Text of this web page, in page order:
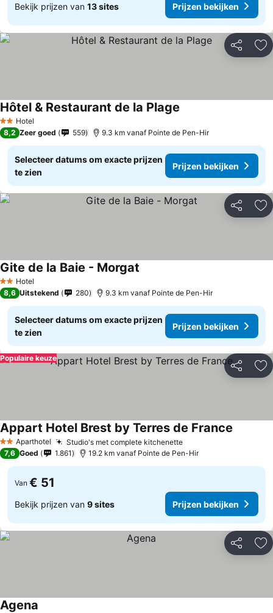
Bekijk prijzen van 13 sites Prijzen bekijken
Delen
2 Sterren
Hotel
Hôtel & Restaurant de la Plage
8,2 Zeer goed 559 9.3 km vanaf Pointe de Pen-Hir
Selecteer datums om exacte prijzen
te zien
Prijzen bekijken
Delen
2 Sterren
Hotel
Gite de la Baie - Morgat
8,6 Uitstekend 280 9.3 km vanaf Pointe de Pen-Hir
Selecteer datums om exacte prijzen
te zien
Prijzen bekijken
Delen
Populaire keuze
2 SterrenAparthotel Studio's met complete kitchenette
Appart Hotel Brest by Terres de France
7,6 Goed 1.861 19.2 km vanaf Pointe de Pen-Hir
Van € 51
Bekijk prijzen van 9 sites Prijzen bekijken
Delen
Agena